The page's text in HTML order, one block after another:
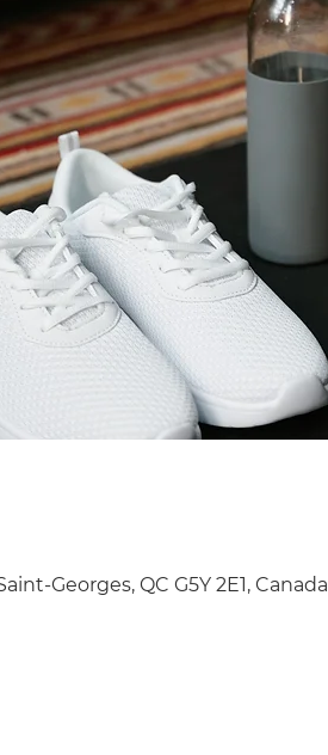
Georges, QC G5Y 2E1, Canada